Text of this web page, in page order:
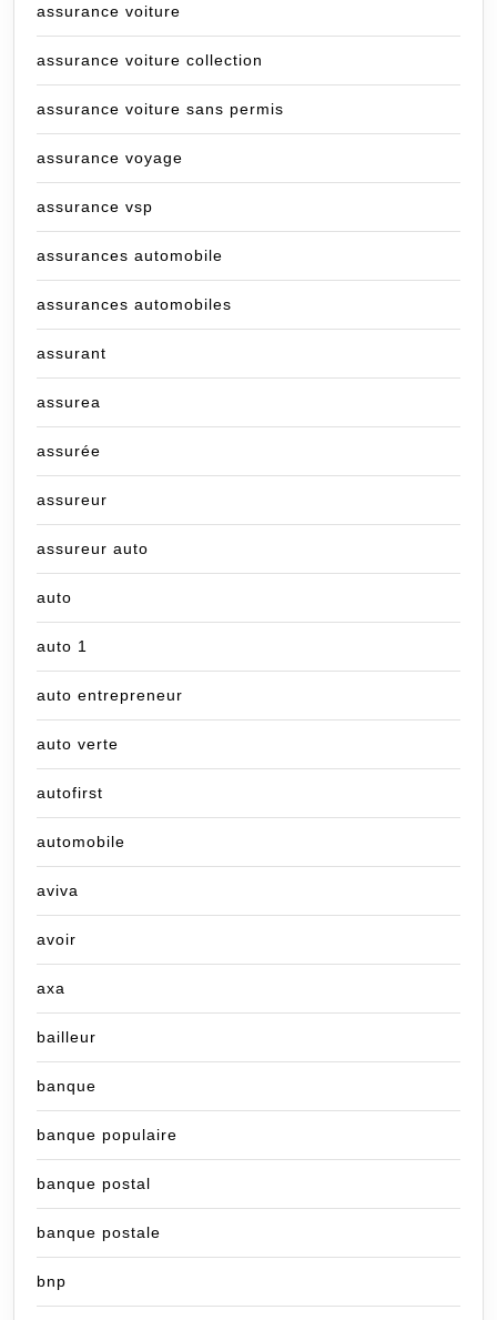
assurance voiture
assurance voiture collection
assurance voiture sans permis
assurance voyage
assurance vsp
assurances automobile
assurances automobiles
assurant
assurea
assurée
assureur
assureur auto
auto
auto 1
auto entrepreneur
auto verte
autofirst
automobile
aviva
avoir
axa
bailleur
banque
banque populaire
banque postal
banque postale
bnp